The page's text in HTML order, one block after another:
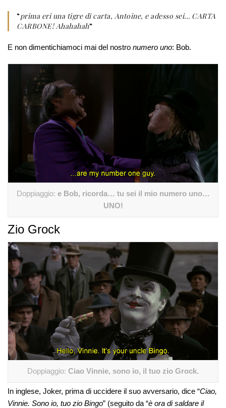
“prima eri una tigre di carta, Antoine, e adesso sei… CARTA
CARBONE! Ahahahah“
E non dimentichiamoci mai del nostro numero uno: Bob.
Doppiaggio: e Bob, ricorda… tu sei il mio numero uno…
UNO!
Zio Grock
Doppiaggio: Ciao Vinnie, sono io, il tuo zio Grock.
In inglese, Joker, prima di uccidere il suo avversario, dice “Ciao,
Vinnie. Sono io, tuo zio Bingo” (seguito da “è ora di saldare il